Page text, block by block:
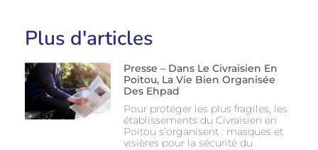
Plus d'articles
Presse – Dans Le Civraisien En
Poitou, La Vie Bien Organisée
Des Ehpad
Pour protéger les plus fragiles, les
établissements du Civraisien en
Poitou s’organisent : masques et
visières pour la sécurité du